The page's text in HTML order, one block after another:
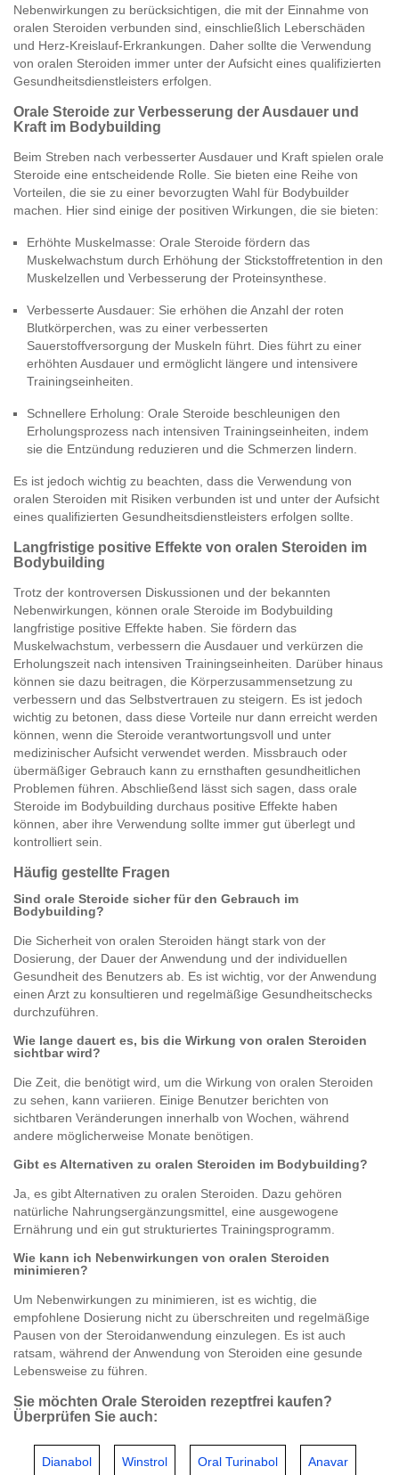
Nebenwirkungen zu berücksichtigen, die mit der Einnahme von
oralen Steroiden verbunden sind, einschließlich Leberschäden
und Herz-Kreislauf-Erkrankungen. Daher sollte die Verwendung
von oralen Steroiden immer unter der Aufsicht eines qualifizierten
Gesundheitsdienstleisters erfolgen.
Orale Steroide zur Verbesserung der Ausdauer und
Kraft im Bodybuilding
Beim Streben nach verbesserter Ausdauer und Kraft spielen orale
Steroide eine entscheidende Rolle. Sie bieten eine Reihe von
Vorteilen, die sie zu einer bevorzugten Wahl für Bodybuilder
machen. Hier sind einige der positiven Wirkungen, die sie bieten:
Erhöhte Muskelmasse: Orale Steroide fördern das
Muskelwachstum durch Erhöhung der Stickstoffretention in den
Muskelzellen und Verbesserung der Proteinsynthese.
Verbesserte Ausdauer: Sie erhöhen die Anzahl der roten
Blutkörperchen, was zu einer verbesserten
Sauerstoffversorgung der Muskeln führt. Dies führt zu einer
erhöhten Ausdauer und ermöglicht längere und intensivere
Trainingseinheiten.
Schnellere Erholung: Orale Steroide beschleunigen den
Erholungsprozess nach intensiven Trainingseinheiten, indem
sie die Entzündung reduzieren und die Schmerzen lindern.
Es ist jedoch wichtig zu beachten, dass die Verwendung von
oralen Steroiden mit Risiken verbunden ist und unter der Aufsicht
eines qualifizierten Gesundheitsdienstleisters erfolgen sollte.
Langfristige positive Effekte von oralen Steroiden im
Bodybuilding
Trotz der kontroversen Diskussionen und der bekannten
Nebenwirkungen, können orale Steroide im Bodybuilding
langfristige positive Effekte haben. Sie fördern das
Muskelwachstum, verbessern die Ausdauer und verkürzen die
Erholungszeit nach intensiven Trainingseinheiten. Darüber hinaus
können sie dazu beitragen, die Körperzusammensetzung zu
verbessern und das Selbstvertrauen zu steigern. Es ist jedoch
wichtig zu betonen, dass diese Vorteile nur dann erreicht werden
können, wenn die Steroide verantwortungsvoll und unter
medizinischer Aufsicht verwendet werden. Missbrauch oder
übermäßiger Gebrauch kann zu ernsthaften gesundheitlichen
Problemen führen. Abschließend lässt sich sagen, dass orale
Steroide im Bodybuilding durchaus positive Effekte haben
können, aber ihre Verwendung sollte immer gut überlegt und
kontrolliert sein.
Häufig gestellte Fragen
Sind orale Steroide sicher für den Gebrauch im
Bodybuilding?
Die Sicherheit von oralen Steroiden hängt stark von der
Dosierung, der Dauer der Anwendung und der individuellen
Gesundheit des Benutzers ab. Es ist wichtig, vor der Anwendung
einen Arzt zu konsultieren und regelmäßige Gesundheitschecks
durchzuführen.
Wie lange dauert es, bis die Wirkung von oralen Steroiden
sichtbar wird?
Die Zeit, die benötigt wird, um die Wirkung von oralen Steroiden
zu sehen, kann variieren. Einige Benutzer berichten von
sichtbaren Veränderungen innerhalb von Wochen, während
andere möglicherweise Monate benötigen.
Gibt es Alternativen zu oralen Steroiden im Bodybuilding?
Ja, es gibt Alternativen zu oralen Steroiden. Dazu gehören
natürliche Nahrungsergänzungsmittel, eine ausgewogene
Ernährung und ein gut strukturiertes Trainingsprogramm.
Wie kann ich Nebenwirkungen von oralen Steroiden
minimieren?
Um Nebenwirkungen zu minimieren, ist es wichtig, die
empfohlene Dosierung nicht zu überschreiten und regelmäßige
Pausen von der Steroidanwendung einzulegen. Es ist auch
ratsam, während der Anwendung von Steroiden eine gesunde
Lebensweise zu führen.
Sie möchten Orale Steroiden rezeptfrei kaufen?
Überprüfen Sie auch:
Dianabol Winstrol Oral Turinabol Anavar